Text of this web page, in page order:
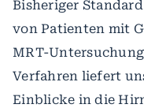
Bisheriger
von Patienten mit
MRT-
Verfahren liefert
Einblicke in die